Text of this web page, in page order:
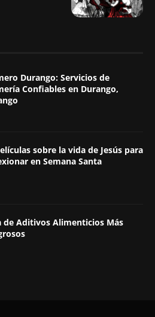
Durango: Servicios de
Confiables en Durango,
sobre la vida de Jesús para
en Semana Santa
de Aditivos Alimenticios Más